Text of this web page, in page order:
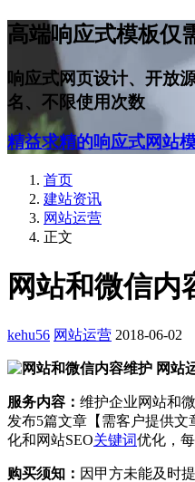
高端响应式模板仅
响应式网页设计、开放
名、不限使用次数
精益求精的响应式网站
首页
建站资讯
网站运营
正文
网站和微信内
kehu56 网站运营 2018-06-02
服务内容： 维护企业网站和
发布5篇文章【需客户提供
化和网站SEO关键词优化，
购买须知： 因甲方未能及时